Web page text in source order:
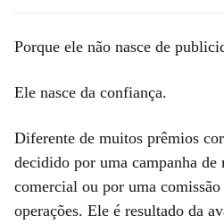
Porque ele não nasce de
Ele nasce da confiança.
Diferente de muitos prêmios
decidido por uma campanha
comercial ou por uma
operações. Ele é resultado da